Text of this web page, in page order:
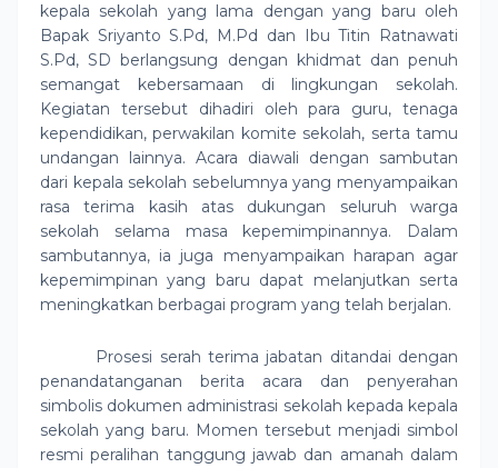
kepala sekolah yang lama dengan yang baru oleh
Bapak Sriyanto S.Pd, M.Pd dan Ibu Titin Ratnawati
S.Pd, SD berlangsung dengan khidmat dan penuh
semangat kebersamaan di lingkungan sekolah.
Kegiatan tersebut dihadiri oleh para guru, tenaga
kependidikan, perwakilan komite sekolah, serta tamu
undangan lainnya. Acara diawali dengan sambutan
dari kepala sekolah sebelumnya yang menyampaikan
rasa terima kasih atas dukungan seluruh warga
sekolah selama masa kepemimpinannya. Dalam
sambutannya, ia juga menyampaikan harapan agar
kepemimpinan yang baru dapat melanjutkan serta
meningkatkan berbagai program yang telah berjalan.
Prosesi serah terima jabatan ditandai dengan
penandatanganan berita acara dan penyerahan
simbolis dokumen administrasi sekolah kepada kepala
sekolah yang baru. Momen tersebut menjadi simbol
resmi peralihan tanggung jawab dan amanah dalam